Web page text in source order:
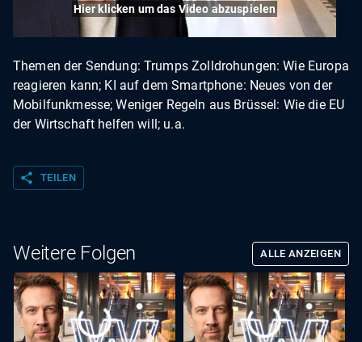
Hier klicken um das Video abzuspielen
Themen der Sendung: Trumps Zolldrohungen: Wie Europa
reagieren kann; KI auf dem Smartphone: Neues von der
Mobilfunkmesse; Weniger Regeln aus Brüssel: Wie die EU
der Wirtschaft helfen will; u.a.
share TEILEN
Weitere Folgen ALLE ANZEIGEN